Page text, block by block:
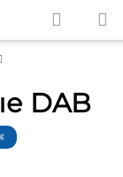
DAB